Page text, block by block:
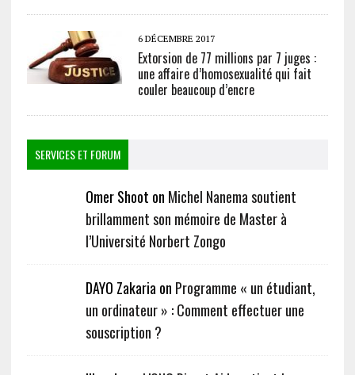
6 DÉCEMBRE 2017
Extorsion de 77 millions par 7 juges :
une affaire d’homosexualité qui fait
couler beaucoup d’encre
SERVICES ET FORUM
Omer Shoot on Michel Nanema soutient
brillamment son mémoire de Master à
l’Université Norbert Zongo
DAYO Zakaria on Programme « un étudiant,
un ordinateur » : Comment effectuer une
souscription ?